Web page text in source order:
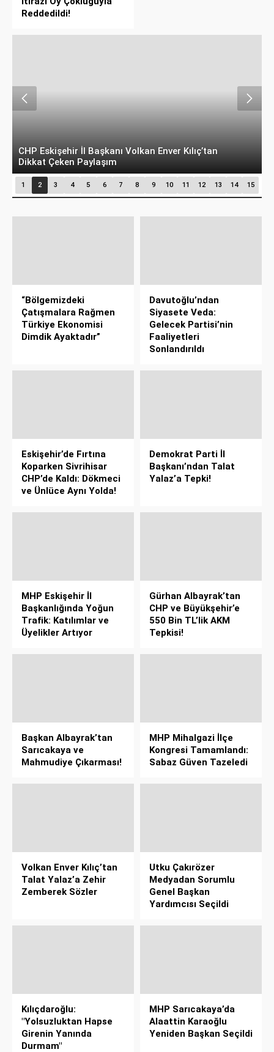
Reddedildi!
CHP Eskişehir İl Başkanı Volkan Enver Kılıç’tan
Dikkat Çeken Paylaşım
1 2 3 4 5 6 7 8 9 10 11 12 13 14 15
“Bölgemizdeki
Çatışmalara Rağmen
Türkiye Ekonomisi
Dimdik Ayaktadır”
Davutoğlu’ndan
Siyasete Veda:
Gelecek Partisi’nin
Faaliyetleri
Sonlandırıldı
Eskişehir’de Fırtına
Koparken Sivrihisar
CHP’de Kaldı: Dökmeci
ve Ünlüce Aynı Yolda!
Demokrat Parti İl
Başkanı’ndan Talat
Yalaz’a Tepki!
MHP Eskişehir İl
Başkanlığında Yoğun
Trafik: Katılımlar ve
Üyelikler Artıyor
Gürhan Albayrak’tan
CHP ve Büyükşehir’e
550 Bin TL’lik AKM
Tepkisi!
Başkan Albayrak’tan
Sarıcakaya ve
Mahmudiye Çıkarması!
MHP Mihalgazi İlçe
Kongresi Tamamlandı:
Sabaz Güven Tazeledi
Volkan Enver Kılıç’tan
Talat Yalaz’a Zehir
Zemberek Sözler
Utku Çakırözer
Medyadan Sorumlu
Genel Başkan
Yardımcısı Seçildi
Kılıçdaroğlu:
"Yolsuzluktan Hapse
Girenin Yanında
Durmam"
MHP Sarıcakaya’da
Alaattin Karaoğlu
Yeniden Başkan Seçildi